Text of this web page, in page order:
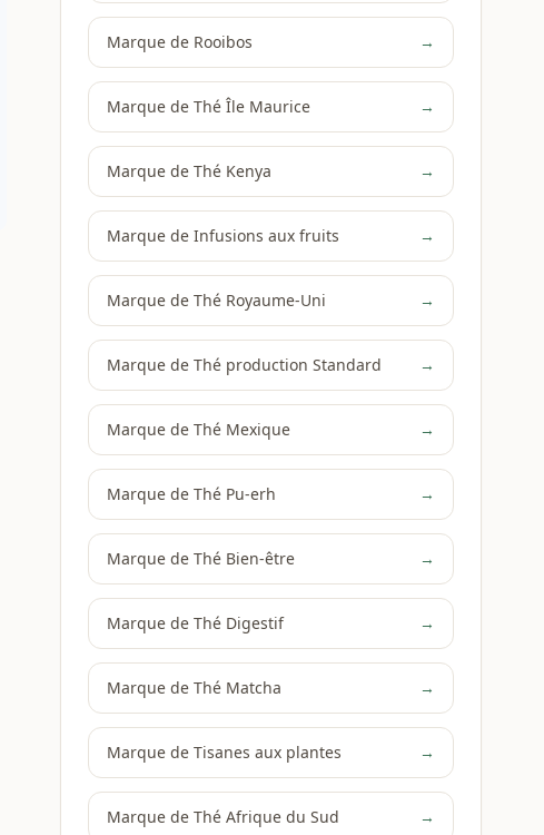
Marque de Rooibos →
Marque de Thé Île Maurice →
Marque de Thé Kenya →
Marque de Infusions aux fruits →
Marque de Thé Royaume-Uni →
Marque de Thé production Standard →
Marque de Thé Mexique →
Marque de Thé Pu-erh →
Marque de Thé Bien-être →
Marque de Thé Digestif →
Marque de Thé Matcha →
Marque de Tisanes aux plantes →
Marque de Thé Afrique du Sud →